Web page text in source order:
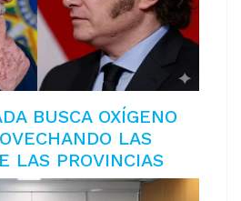
BUSCA OXÍGENO
LAS
LAS PROVINCIAS